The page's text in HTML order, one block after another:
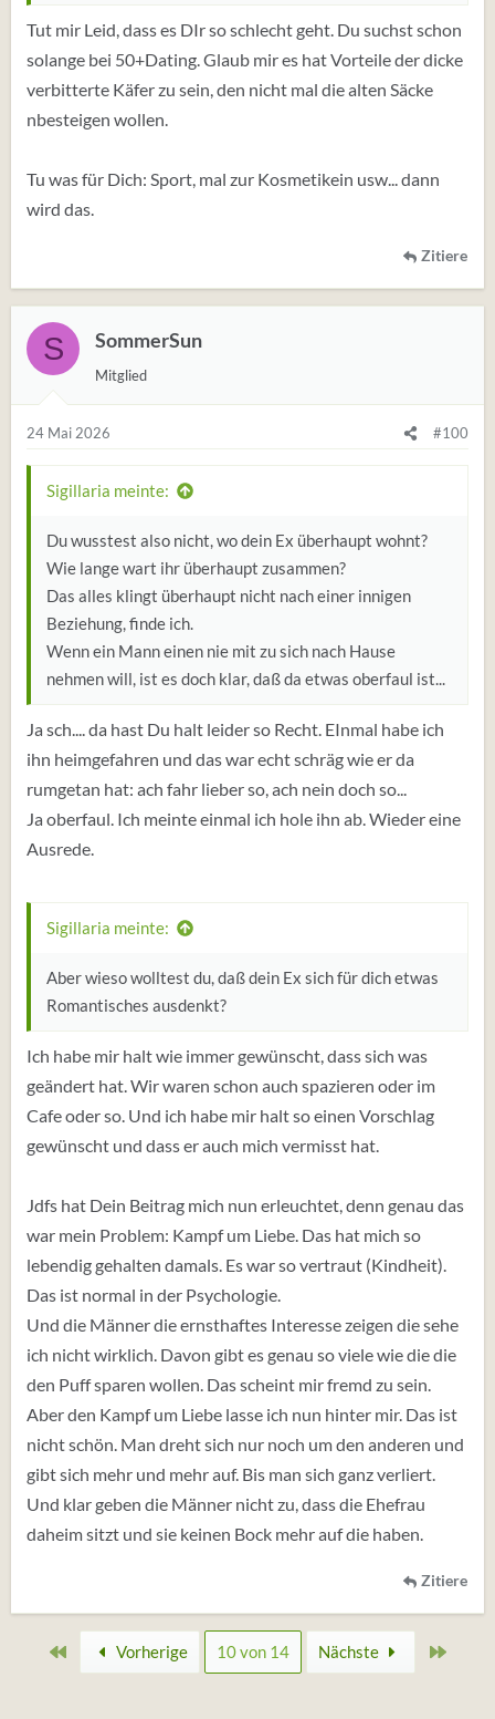
Tut mir Leid, dass es DIr so schlecht geht. Du suchst schon
solange bei 50+Dating. Glaub mir es hat Vorteile der dicke
verbitterte Käfer zu sein, den nicht mal die alten Säcke
nbesteigen wollen.
Tu was für Dich: Sport, mal zur Kosmetikein usw... dann
wird das.
Zitiere
S SommerSun
Mitglied
24 Mai 2026 #100
Sigillaria meinte:
Du wusstest also nicht, wo dein Ex überhaupt wohnt?
Wie lange wart ihr überhaupt zusammen?
Das alles klingt überhaupt nicht nach einer innigen
Beziehung, finde ich.
Wenn ein Mann einen nie mit zu sich nach Hause
nehmen will, ist es doch klar, daß da etwas oberfaul ist...
Ja sch.... da hast Du halt leider so Recht. EInmal habe ich
ihn heimgefahren und das war echt schräg wie er da
rumgetan hat: ach fahr lieber so, ach nein doch so...
Ja oberfaul. Ich meinte einmal ich hole ihn ab. Wieder eine
Ausrede.
Sigillaria meinte:
Aber wieso wolltest du, daß dein Ex sich für dich etwas
Romantisches ausdenkt?
Ich habe mir halt wie immer gewünscht, dass sich was
geändert hat. Wir waren schon auch spazieren oder im
Cafe oder so. Und ich habe mir halt so einen Vorschlag
gewünscht und dass er auch mich vermisst hat.
Jdfs hat Dein Beitrag mich nun erleuchtet, denn genau das
war mein Problem: Kampf um Liebe. Das hat mich so
lebendig gehalten damals. Es war so vertraut (Kindheit).
Das ist normal in der Psychologie.
Und die Männer die ernsthaftes Interesse zeigen die sehe
ich nicht wirklich. Davon gibt es genau so viele wie die die
den Puff sparen wollen. Das scheint mir fremd zu sein.
Aber den Kampf um Liebe lasse ich nun hinter mir. Das ist
nicht schön. Man dreht sich nur noch um den anderen und
gibt sich mehr und mehr auf. Bis man sich ganz verliert.
Und klar geben die Männer nicht zu, dass die Ehefrau
daheim sitzt und sie keinen Bock mehr auf die haben.
Zitiere
Erste Vorherige 10 von 14 Nächste